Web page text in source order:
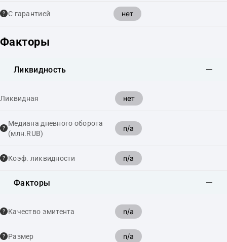
С гарантией нет
Факторы
Ликвидность
Ликвидная нет
Медиана дневного оборота
(млн.RUB)
n/a
Коэф. ликвидности n/a
Факторы
Качество эмитента n/a
Размер n/a